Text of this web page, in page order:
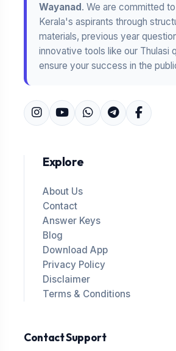
Wayanad. We are committed
Kerala's aspirants through
materials, previous year
innovative tools like our Thulasi
ensure your success in the
Explore
About Us
Contact
Answer Keys
Blog
Download App
Privacy Policy
Disclaimer
Terms & Conditions
Contact Support